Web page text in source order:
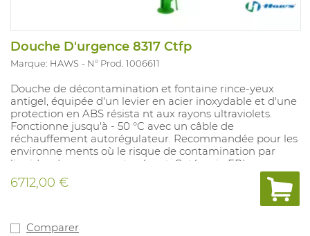
Douche D'urgence 8317 Ctfp
Marque: HAWS N° Prod. 1006611
Douche de décontamination et fontaine rince-yeux
antigel, équipée d'un levier en acier inoxydable et d'une
protection en ABS résista nt aux rayons ultraviolets.
Fonctionne jusqu'à - 50 °C avec un câble de
réchauffement autorégulateur. Recommandée pour les
environne ments où le risque de contamination par
liquides dangereux est présent. Catégorie EPI: ne
s'applique pas.
6712,00 €
Comparer